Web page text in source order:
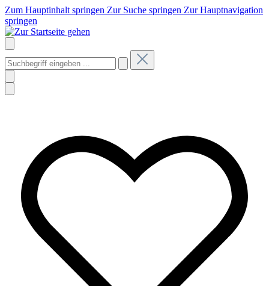
Zum Hauptinhalt springen Zur Suche springen Zur Hauptnavigation
springen